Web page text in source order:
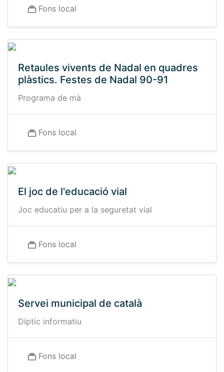
Fons local
Retaules vivents de Nadal en quadres
plàstics. Festes de Nadal 90-91
Programa de mà
Fons local
El joc de l'educació vial
Joc educatiu per a la seguretat vial
Fons local
Servei municipal de català
Díptic informatiu
Fons local